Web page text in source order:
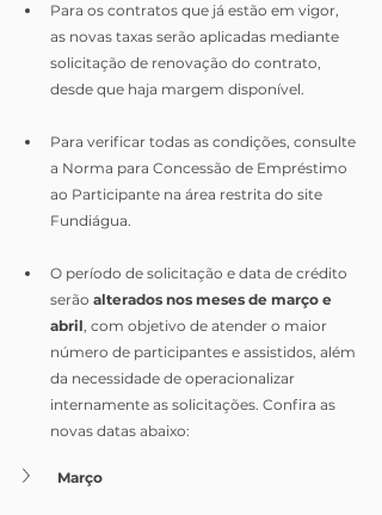
Para os contratos que já estão em vigor,
as novas taxas serão aplicadas mediante
solicitação de renovação do contrato,
desde que haja margem disponível.
Para verificar todas as condições, consulte
a Norma para Concessão de Empréstimo
ao Participante na área restrita do site
Fundiágua.
O período de solicitação e data de crédito
serão alterados nos meses de março e
abril, com objetivo de atender o maior
número de participantes e assistidos, além
da necessidade de operacionalizar
internamente as solicitações. Confira as
novas datas abaixo:
Março